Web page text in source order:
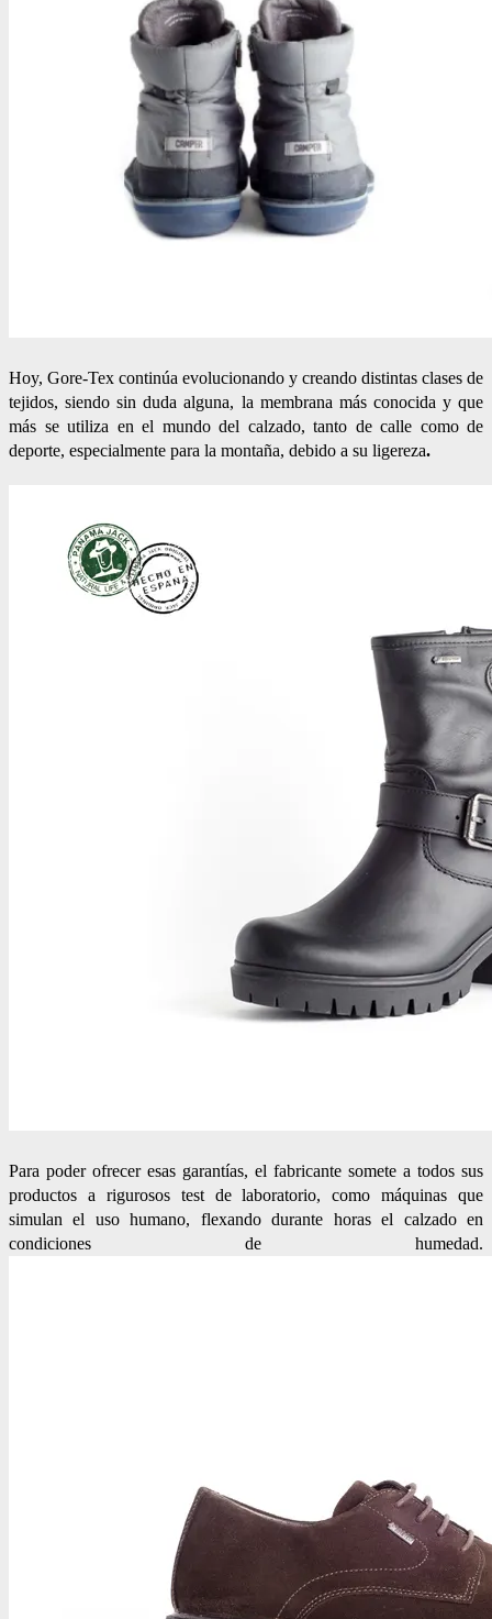
Hoy, Gore-Tex continúa evolucionando y creando distintas clases de
tejidos, siendo sin duda alguna, la membrana más conocida y que
más se utiliza en el mundo del calzado, tanto de calle como de
deporte, especialmente para la montaña, debido a su ligereza.
Para poder ofrecer esas garantías, el fabricante somete a todos sus
productos a rigurosos test de laboratorio, como máquinas que
simulan el uso humano, flexando durante horas el calzado en
condiciones de humedad.